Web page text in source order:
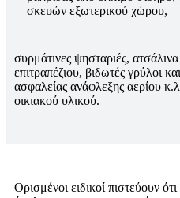
σκευών εξωτερικού χώρου,
συρμάτινες ψησταριές,
επιτραπέζιου, βιδωτές γρύλοι
ασφαλείας ανάφλεξης αερίου
οικιακού υλικού.
Ορισμένοι ειδικοί πιστεύουν